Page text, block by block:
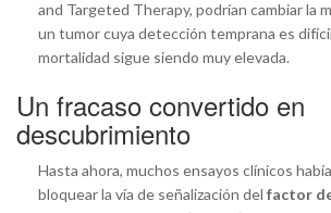
and Targeted Therapy, podrían cambiar la
un tumor cuya detección temprana es
mortalidad sigue siendo muy elevada.
Un fracaso convertido en
descubrimiento
Hasta ahora, muchos ensayos clínicos
bloquear la vía de señalización del factor